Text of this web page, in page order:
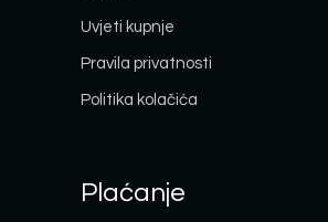
Uvjeti kupnje
Pravila privatnosti
Politika kolačića
Plaćanje